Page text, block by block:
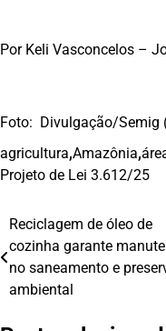
Por Keli Vasconcelos –
Foto: Divulgação/Semig
agricultura,Amazônia,
Projeto de Lei 3.612/25
Navegação
de
Post
Reciclagem de óleo de
cozinha garante
no saneamento e
ambiental